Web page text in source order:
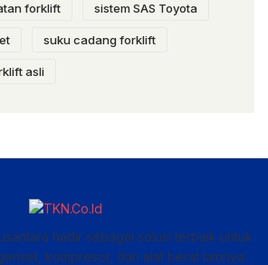
forklift sistem SAS Toyota
suku cadang forklift
asli
hadir sebagai solusi terbaik untuk
kompresor, dan alat berat lainnya.